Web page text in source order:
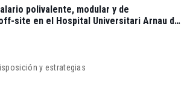
polivalente, modular y de
site en el Hospital Universitari Arnau de
por PMMT arquitectura
y estrategias